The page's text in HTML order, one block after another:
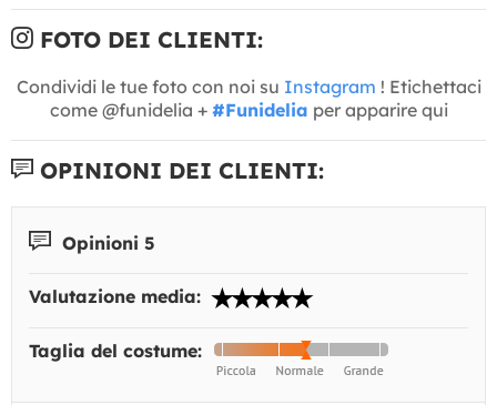
FOTO DEI CLIENTI:
Condividi le tue foto con noi su Instagram ! Etichettaci
come @funidelia + #Funidelia per apparire qui
OPINIONI DEI CLIENTI:
Opinioni 5
Valutazione media:
Taglia del costume: